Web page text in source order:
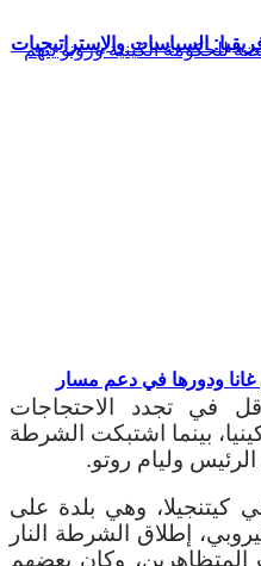
السياسات والإستراتيجيات
غانا ودورها في دعم مسار
في تجدد الاحتجاجات
بينما اشتبكت الشرطة
وليام روتو.
كيتنجيلا، وهي بلدة على
إطلاق الشرطة النار
وكان بعضهم